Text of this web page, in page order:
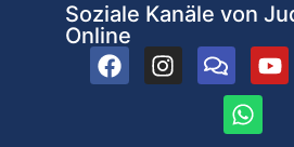
Soziale Kanäle von
Online